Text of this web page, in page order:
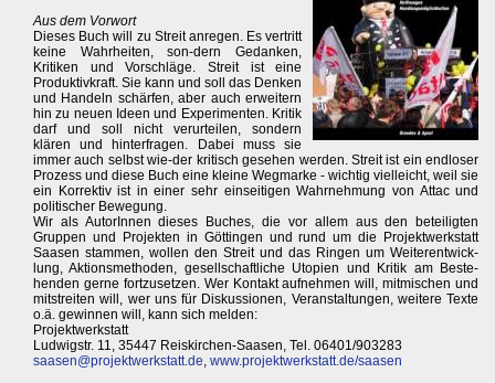
Aus dem Vorwort
Dieses Buch will zu Streit anregen. Es vertritt
keine Wahrheiten, son-dern Gedanken,
Kritiken und Vorschläge. Streit ist eine
Produktivkraft. Sie kann und soll das Denken
und Handeln schärfen, aber auch erweitern
hin zu neuen Ideen und Experimenten. Kritik
darf und soll nicht verurteilen, sondern
klären und hinterfragen. Dabei muss sie
immer auch selbst wie-der kritisch gesehen werden. Streit ist ein endloser
Prozess und diese Buch eine kleine Wegmarke - wichtig vielleicht, weil sie
ein Korrektiv ist in einer sehr einseitigen Wahrnehmung von Attac und
politischer Bewegung.
Wir als AutorInnen dieses Buches, die vor allem aus den beteiligten
Gruppen und Projekten in Göttingen und rund um die Projektwerkstatt
Saasen stammen, wollen den Streit und das Ringen um Weiterentwick-
lung, Aktionsmethoden, gesellschaftliche Utopien und Kritik am Beste-
henden gerne fortzusetzen. Wer Kontakt aufnehmen will, mitmischen und
mitstreiten will, wer uns für Diskussionen, Veranstaltungen, weitere Texte
o.ä. gewinnen will, kann sich melden:
Projektwerkstatt
Ludwigstr. 11, 35447 Reiskirchen-Saasen, Tel. 06401/903283
saasen@projektwerkstatt.de, www.projektwerkstatt.de/saasen